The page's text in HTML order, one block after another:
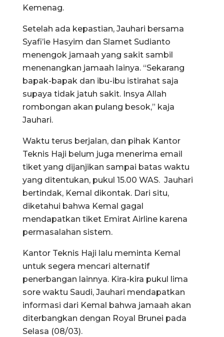
Kemenag.
Setelah ada kepastian, Jauhari bersama
Syafi’ie Hasyim dan Slamet Sudianto
menengok jamaah yang sakit sambil
menenangkan jamaah lainya. “Sekarang
bapak-bapak dan ibu-ibu istirahat saja
supaya tidak jatuh sakit. Insya Allah
rombongan akan pulang besok,” kaja
Jauhari.
Waktu terus berjalan, dan pihak Kantor
Teknis Haji belum juga menerima email
tiket yang dijanjikan sampai batas waktu
yang ditentukan, pukul 15.00 WAS. Jauhari
bertindak, Kemal dikontak. Dari situ,
diketahui bahwa Kemal gagal
mendapatkan tiket Emirat Airline karena
permasalahan sistem.
Kantor Teknis Haji lalu meminta Kemal
untuk segera mencari alternatif
penerbangan lainnya. Kira-kira pukul lima
sore waktu Saudi, Jauhari mendapatkan
informasi dari Kemal bahwa jamaah akan
diterbangkan dengan Royal Brunei pada
Selasa (08/03).